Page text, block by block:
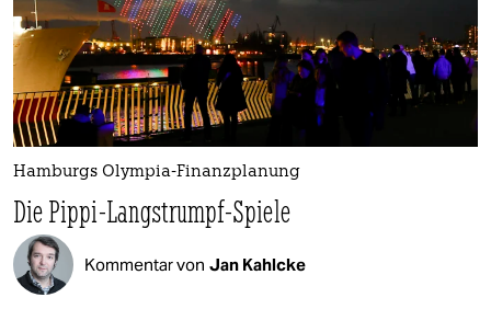
Hamburgs Olympia-Finanzplanung
Die Pippi-Langstrumpf-Spiele
Kommentar von Jan Kahlcke